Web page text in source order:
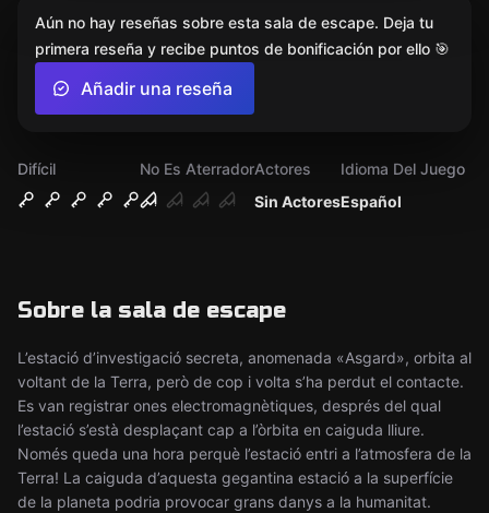
Difícil
No Es Aterrador
Sin Actores
Actores
Español
Idioma Del Juego
Sobre la sala de escape
L’estació d’investigació secreta, anomenada «Asgard», orbita al
voltant de la Terra, però de cop i volta s’ha perdut el contacte.
Es van registrar ones electromagnètiques, després del qual
l’estació s’està desplaçant cap a l’òrbita en caiguda lliure.
Només queda una hora perquè l’estació entri a l’atmosfera de la
Terra! La caiguda d’aquesta gegantina estació a la superfície
de la planeta podria provocar grans danys a la humanitat.
Aún no hay reseñas sobre esta sala de escape. Deja tu
primera reseña y recibe puntos de bonificación por ello 🎯
Añadir una reseña